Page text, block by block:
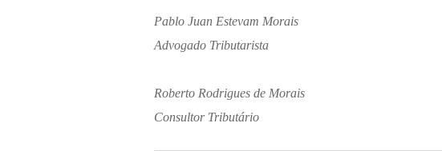
Pablo Juan Estevam Morais
Advogado Tributarista
Roberto Rodrigues de Morais
Consultor Tributário